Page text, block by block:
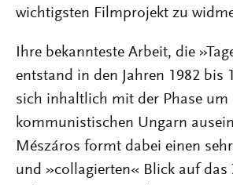
wichtigsten Filmprojekt zu
Ihre bekannteste Arbeit, die
entstand in den Jahren 1982 bis
sich inhaltlich mit der Phase um
kommunistischen Ungarn
Mészáros formt dabei einen
und »collagierten« Blick auf das